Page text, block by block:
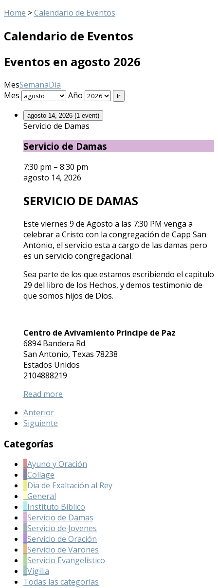
Home >Calendario de Eventos
Calendario de Eventos
Eventos en agosto 2026
MesSemanaDía
Mes
Año
agosto 14, 2026 (1 event)
Servicio de Damas
Servicio de Damas
7:30 pm – 8:30 pm
agosto 14, 2026
SERVICIO DE DAMAS
Este viernes 9 de Agosto a las 7:30 PM venga a
celebrar a Cristo con la congregación de Capp San
Antonio, el servicio esta a cargo de las damas pero
es un servicio congregacional.
Sea parte de los que estamos escribiendo el capitulo
29 del libro de los Hechos, y demos testimonio de
que somos hijos de Dios.
Centro de Avivamiento Principe de Paz
6894 Bandera Rd
San Antonio, Texas 78238
Estados Unidos
2104888219
Read more
Anterior
Siguiente
Categorías
Ayuno y Oración
Collage
Dia de Exaltación al Rey
General
Instituto Bíblico
Servicio de Damas
Servicio de Jovenes
Servicio de Oración
Servicio de Varones
Servicio Evangelístico
Vigilia
Todas las categorías